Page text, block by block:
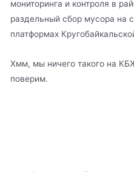
мониторинга и контроля в
раздельный сбор мусора на
платформах
Хмм, мы ничего такого на
поверим.